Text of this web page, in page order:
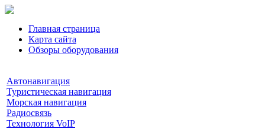
Главная страница
Карта сайта
Обзоры оборудования
Автонавигация
Туристическая навигация
Морская навигация
Радиосвязь
Технология VoIP